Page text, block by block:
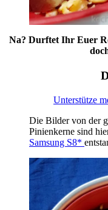
Na? Durftet Ihr Euer
Unterstütze
Die Bilder von der
Pinienkerne sind
Samsung S8*